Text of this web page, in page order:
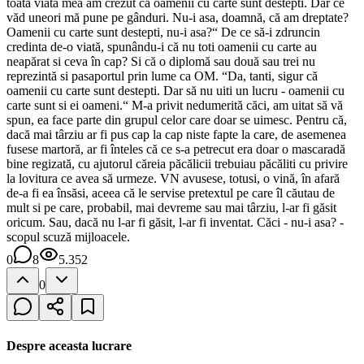
0 8
5.352
0
Despre aceasta lucrare